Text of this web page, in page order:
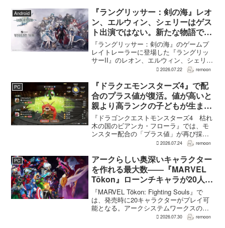
性があるとの認識を示した。
GamesRadar+のイン...
Android
『ラングリッサー：剣の海』レオ
ン、エルウィン、シェリーはゲス
ト出演ではない。新たな物語で重
要な役割を担う
『ラングリッサー：剣の海』のゲームプ
レイトレーラーに登場した『ラングリッ
サーII』のレオン、エルウィン、シェリー
は、単なるファンサービスやゲスト出演
を担う。ファミ通のメールインタビュー
で本作のプロデューサ...
2026.07.22 remoon
PC
『ドラクエモンスターズ4』で配
合のプラス値が復活。値が高いと
親より高ランクの子どもが生まれ
ることも
『ドラゴンクエストモンスターズ4 枯れ
木の国のビアンカ・フローラ』では、モ
ンスター配合の「プラス値」が再び採用
される。配合を繰り返すことで数値が増
が高くなる補正がかかる。前作『ドラゴ
ンクエストモンスターズ...
2026.07.24 remoon
PC
アークらしい奥深いキャラクター
を作れる最大数――『MARVEL
Tōkon』ローンチキャラが20人に
なった理由
『MARVEL Tōkon: Fighting Souls』で
は、発売時に20キャラクターがプレイ可
能となる。アークシステムワークスの山
中丈嗣プロデューサーは、この人数につ
2026.07.30 remoon